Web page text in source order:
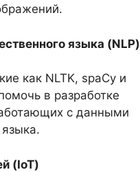
языка (NLP)
как NLTK, spaCy и
в разработке
с данными
(IoT)